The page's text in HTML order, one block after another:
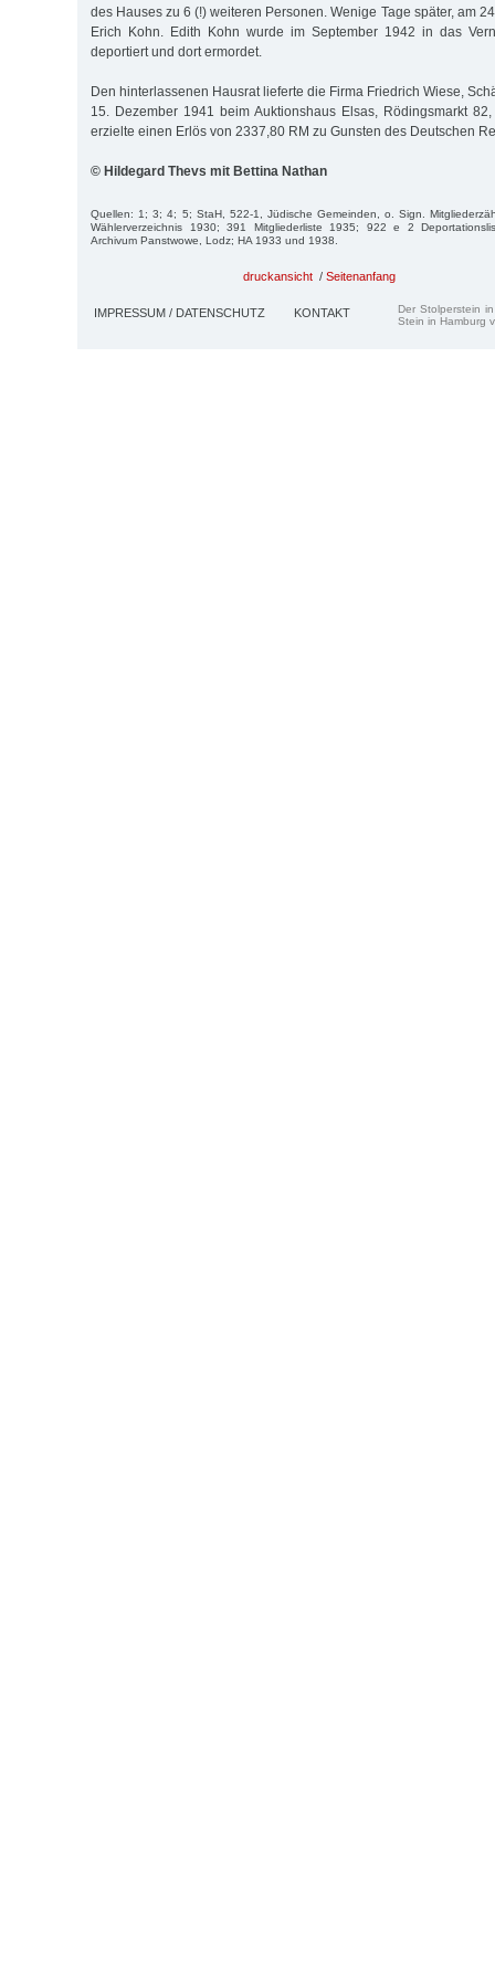
des Hauses zu 6 (!) weiteren Personen. Wenige Tage später, am
Erich Kohn. Edith Kohn wurde im September 1942 in das
deportiert und dort ermordet.
Den hinterlassenen Hausrat lieferte die Firma Friedrich Wiese,
15. Dezember 1941 beim Auktionshaus Elsas, Rödingsmarkt
erzielte einen Erlös von 2337,80 RM zu Gunsten des Deutschen
© Hildegard Thevs mit Bettina Nathan
Quellen: 1; 3; 4; 5; StaH, 522-1, Jüdische Gemeinden, o. Sign.
Wählerverzeichnis 1930; 391 Mitgliederliste 1935; 922 e 2
Archivum Panstwowe, Lodz; HA 1933 und 1938.
druckansicht / Seitenanfang
IMPRESSUM / DATENSCHUTZ KONTAKT
Der Stolperstein
Stein in Hamburg